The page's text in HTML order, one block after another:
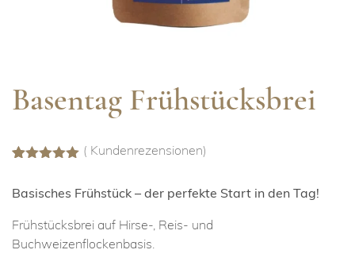
Basentag Frühstücksbrei
basierend
Kundenbewertungen
( Kundenrezensionen)
Basisches Frühstück – der perfekte Start in den Tag!
Frühstücksbrei auf Hirse-, Reis- und
Buchweizenflockenbasis.